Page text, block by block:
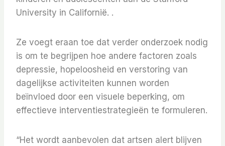
University in Californië. .
Ze voegt eraan toe dat verder onderzoek nodig
is om te begrijpen hoe andere factoren zoals
depressie, hopeloosheid en verstoring van
dagelijkse activiteiten kunnen worden
beïnvloed door een visuele beperking, om
effectieve interventiestrategieën te formuleren.
“Het wordt aanbevolen dat artsen alert blijven